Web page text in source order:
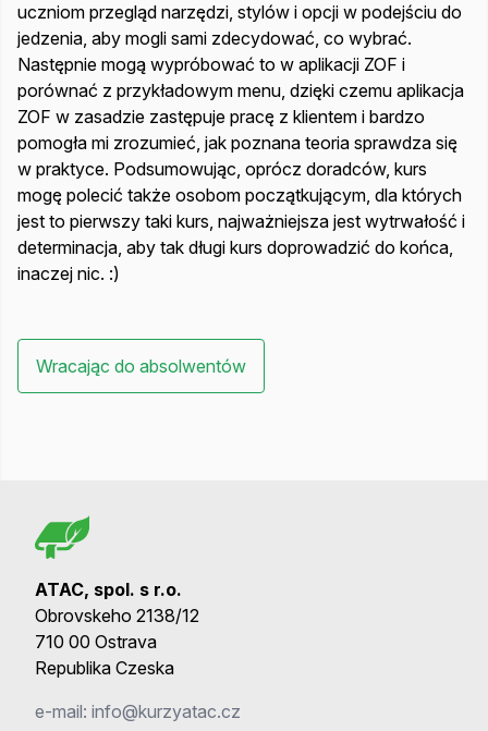
uczniom przegląd narzędzi, stylów i opcji w podejściu do
jedzenia, aby mogli sami zdecydować, co wybrać.
Następnie mogą wypróbować to w aplikacji ZOF i
porównać z przykładowym menu, dzięki czemu aplikacja
ZOF w zasadzie zastępuje pracę z klientem i bardzo
pomogła mi zrozumieć, jak poznana teoria sprawdza się
w praktyce. Podsumowując, oprócz doradców, kurs
mogę polecić także osobom początkującym, dla których
jest to pierwszy taki kurs, najważniejsza jest wytrwałość i
determinacja, aby tak długi kurs doprowadzić do końca,
inaczej nic. :)
Wracając do absolwentów
ATAC, spol. s r.o.
Obrovskeho 2138/12
710 00 Ostrava
Republika Czeska
e-mail: info@kurzyatac.cz